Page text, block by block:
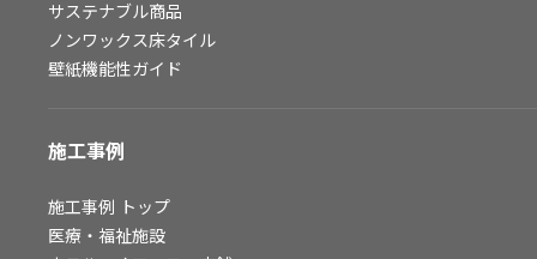
事業紹介
スペースソリューション事業
ファシリティソリューション事業
不動産投資開発事業
サステナブル商品
ノンワックス床タイル
壁紙機能性ガイド
施工事例
施工事例 トップ
医療・福祉施設